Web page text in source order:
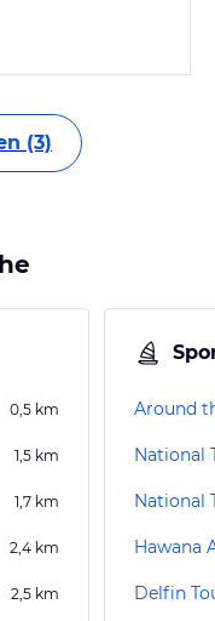
(3)
0,5 km
1,5 km
1,7 km
2,4 km
2,5 km
National
National
Hawana
Delfin